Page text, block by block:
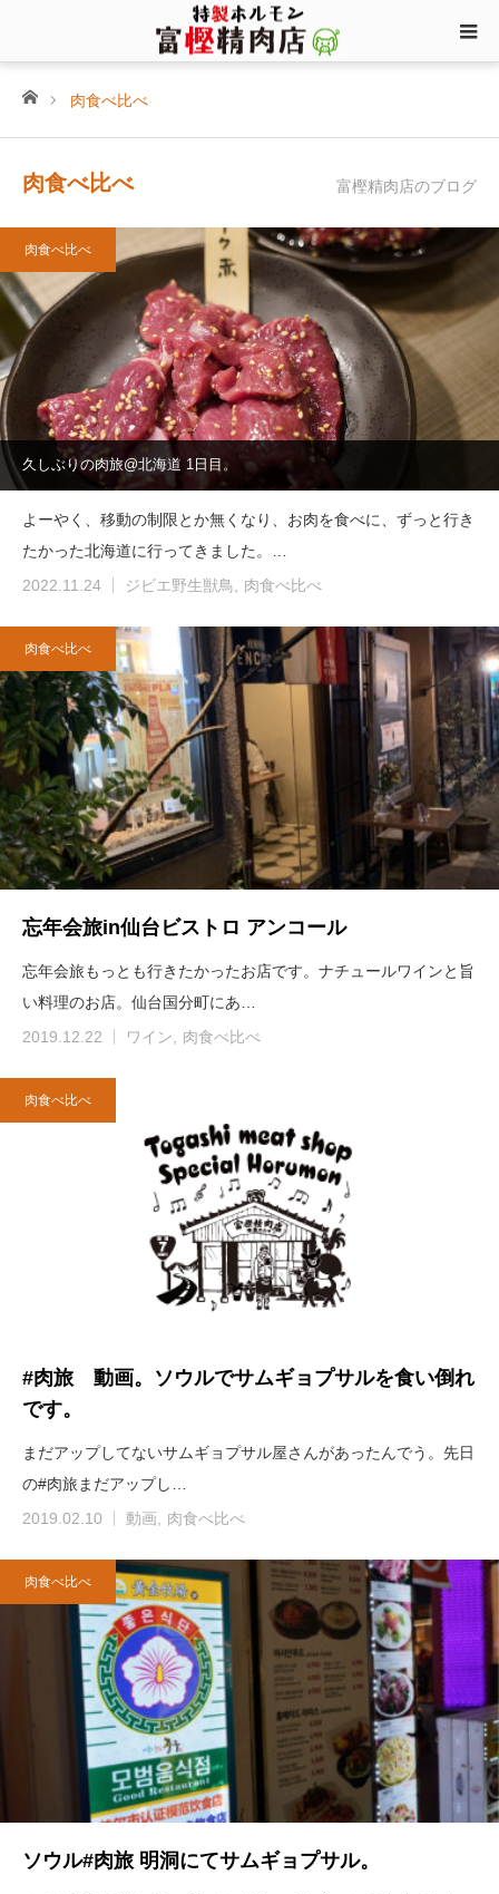
ホーム肉食べ比べ
肉食べ比べ 富樫精肉店のブログ
肉食べ比べ
久しぶりの肉旅@北海道 1日目。
よーやく、移動の制限とか無くなり、お肉を食べに、ずっと行き
たかった北海道に行ってきました。…
2022.11.24
ジビエ野生獣鳥 肉食べ比べ
肉食べ比べ
忘年会旅in仙台ビストロ アンコール
忘年会旅もっとも行きたかったお店です。ナチュールワインと旨
い料理のお店。仙台国分町にあ…
2019.12.22
ワイン 肉食べ比べ
肉食べ比べ
#肉旅 動画。ソウルでサムギョプサルを食い倒れ
です。
まだアップしてないサムギョプサル屋さんがあったんでう。先日
の#肉旅まだアップし…
2019.02.10
動画 肉食べ比べ
肉食べ比べ
ソウル#肉旅 明洞にてサムギョプサル。